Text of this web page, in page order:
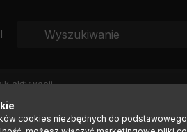
aktywacji
cookies niezbędnych do podstawowego